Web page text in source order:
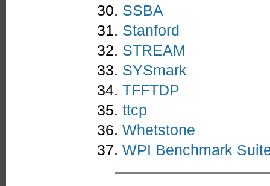
SSBA
Stanford
STREAM
SYSmark
TFFTDP
ttcp
Whetstone
WPI Benchmark